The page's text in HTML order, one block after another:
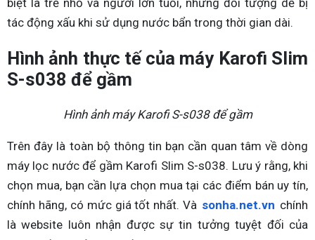
biệt là trẻ nhỏ và người lớn tuổi, những đối tượng dễ bị
tác động xấu khi sử dụng nước bẩn trong thời gian dài.
Hình ảnh thực tế của máy Karofi Slim
S-s038 để gầm
Hình ảnh máy Karofi S-s038 để gầm
Trên đây là toàn bộ thông tin bạn cần quan tâm về dòng
máy lọc nước để gầm Karofi Slim S-s038. Lưu ý rằng, khi
chọn mua, bạn cần lựa chọn mua tại các điểm bán uy tín,
chính hãng, có mức giá tốt nhất. Và sonha.net.vn chính
là website luôn nhận được sự tin tưởng tuyệt đối của